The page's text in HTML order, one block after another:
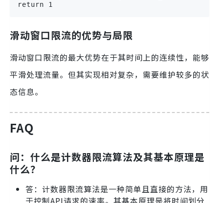
return 1
滑动窗口限流的优势与局限
滑动窗口限流的最大优势在于其时间上的连续性，能够
平滑处理流量。但其实现相对复杂，需要维护较多的状
态信息。
FAQ
问：什么是计数器限流算法及其基本原理是
什么？
答：计数器限流算法是一种简单且直接的方法，用
于控制API请求的速率。其基本原理是将时间划分